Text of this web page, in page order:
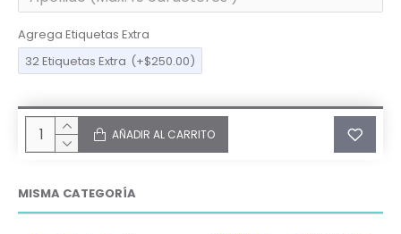
Agrega Etiquetas Extra
32 Etiquetas Extra (+$250.00)
AÑADIR AL CARRITO
MISMA CATEGORÍA